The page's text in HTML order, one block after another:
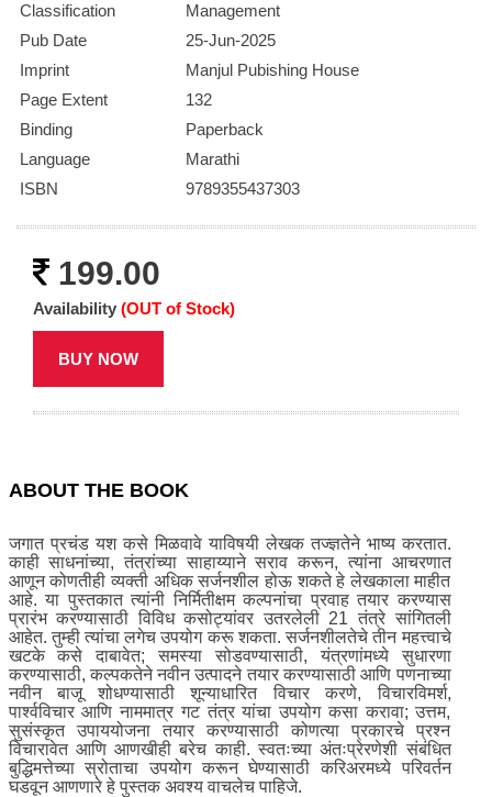
Classification
Management
Pub Date
25-Jun-2025
Imprint
Manjul Pubishing House
Page Extent
132
Binding
Paperback
Language
Marathi
ISBN
9789355437303
199.00
Availability (OUT of Stock)
BUY NOW
ABOUT THE BOOK
जगात प्रचंड यश कसे मिळवावे याविषयी लेखक तज्ज्ञतेने भाष्य करतात.
काही साधनांच्या, तंत्रांच्या साहाय्याने सराव करून, त्यांना आचरणात
आणून कोणतीही व्यक्ती अधिक सर्जनशील होऊ शकते हे लेखकाला माहीत
आहे. या पुस्तकात त्यांनी निर्मितीक्षम कल्पनांचा प्रवाह तयार करण्यास
प्रारंभ करण्यासाठी विविध कसोट्यांवर उतरलेली 21 तंत्रे सांगितली
आहेत. तुम्ही त्यांचा लगेच उपयोग करू शकता. सर्जनशीलतेचे तीन महत्त्वाचे
खटके कसे दाबावेत; समस्या सोडवण्यासाठी, यंत्रणांमध्ये सुधारणा
करण्यासाठी, कल्पकतेने नवीन उत्पादने तयार करण्यासाठी आणि पणनाच्या
नवीन बाजू शोधण्यासाठी शून्याधारित विचार करणे, विचारविमर्श,
पार्श्वविचार आणि नाममात्र गट तंत्र यांचा उपयोग कसा करावा; उत्तम,
सुसंस्कृत उपाययोजना तयार करण्यासाठी कोणत्या प्रकारचे प्रश्न
विचारावेत आणि आणखीही बरेच काही. स्वतःच्या अंतःप्रेरणेशी संबंधित
बुद्धिमत्तेच्या स्रोताचा उपयोग करून घेण्यासाठी करिअरमध्ये परिवर्तन
घडवून आणणारे हे पुस्तक अवश्य वाचलेच पाहिजे.